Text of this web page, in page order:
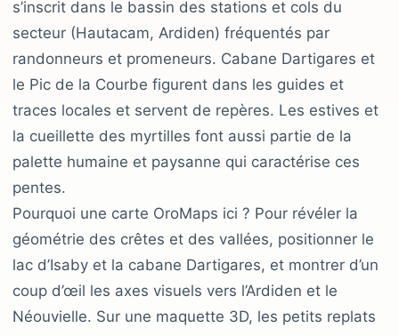
s’inscrit dans le bassin des stations et cols du
secteur (Hautacam, Ardiden) fréquentés par
randonneurs et promeneurs. Cabane Dartigares et
le Pic de la Courbe figurent dans les guides et
traces locales et servent de repères. Les estives et
la cueillette des myrtilles font aussi partie de la
palette humaine et paysanne qui caractérise ces
pentes.
Pourquoi une carte OroMaps ici ? Pour révéler la
géométrie des crêtes et des vallées, positionner le
lac d’Isaby et la cabane Dartigares, et montrer d’un
coup d’œil les axes visuels vers l’Ardiden et le
Néouvielle. Sur une maquette 3D, les petits replats